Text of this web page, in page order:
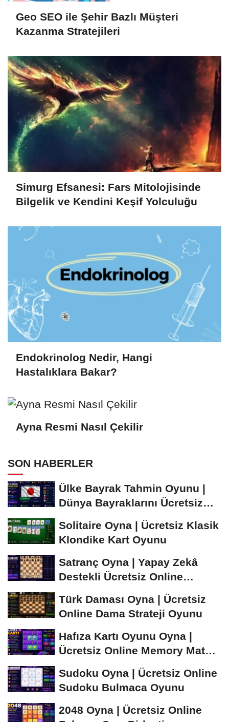
Geo SEO ile Şehir Bazlı Müşteri
Kazanma Stratejileri
Simurg Efsanesi: Fars Mitolojisinde
Bilgelik ve Kendini Keşif Yolculuğu
Endokrinolog Nedir, Hangi
Hastalıklara Bakar?
Ayna Resmi Nasıl Çekilir
SON HABERLER
Ülke Bayrak Tahmin Oyunu |
Dünya Bayraklarını Ücretsiz
Solitaire Oyna | Ücretsiz Klasik
Klondike Kart Oyunu
Satranç Oyna | Yapay Zekâ
Destekli Ücretsiz Online
Türk Daması Oyna | Ücretsiz
Online Dama Strateji Oyunu
Hafıza Kartı Oyunu Oyna |
Ücretsiz Online Memory Match
Sudoku Oyna | Ücretsiz Online
Sudoku Bulmaca Oyunu
2048 Oyna | Ücretsiz Online